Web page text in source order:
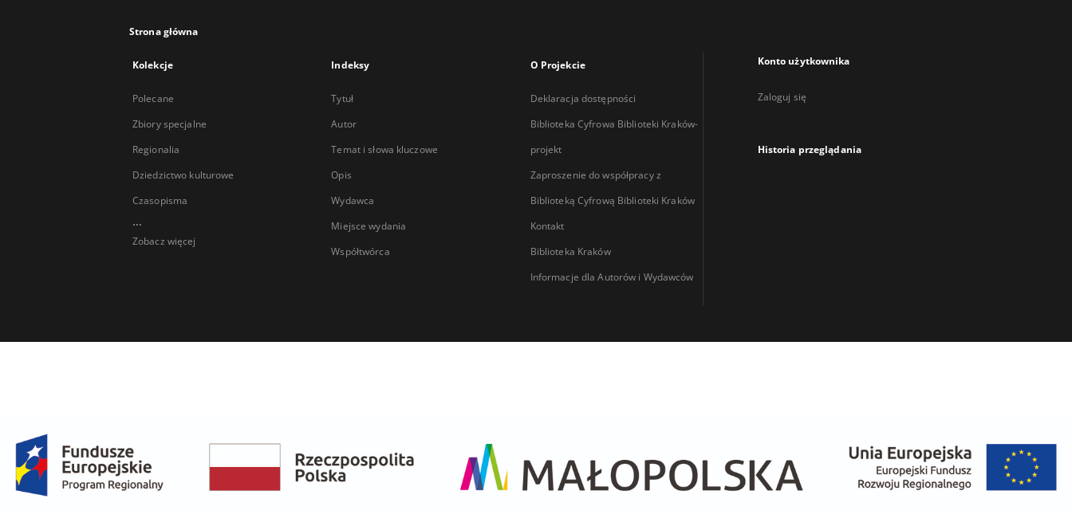
Strona główna
Kolekcje
Polecane
Zbiory specjalne
Regionalia
Dziedzictwo kulturowe
Czasopisma
...
Zobacz więcej
Indeksy
Tytuł
Autor
Temat i słowa kluczowe
Opis
Wydawca
Miejsce wydania
Współtwórca
O Projekcie
Deklaracja dostępności
Biblioteka Cyfrowa Biblioteki Kraków-
projekt
Zaproszenie do współpracy z
Biblioteką Cyfrową Biblioteki Kraków
Kontakt
Biblioteka Kraków
Informacje dla Autorów i Wydawców
Konto użytkownika
Zaloguj się
Historia przeglądania